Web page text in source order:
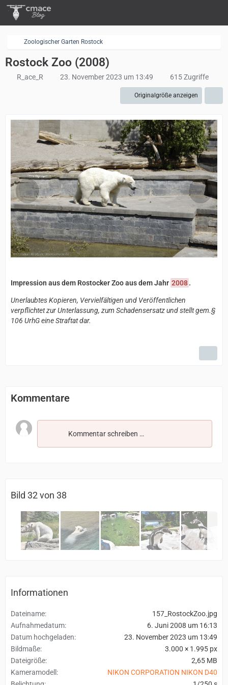
Zoologischer Garten Rostock
Rostock Zoo (2008)
R_ace_R 23. November 2023 um 13:49 615 Zugriffe
Originalgröße anzeigen
Impression aus dem Rostocker Zoo aus dem Jahr 2008.
Unerlaubtes Kopieren, Vervielfältigen und Veröffentlichen
verpflichtet zur Unterlassung, zum Schadensersatz und stellt gem.§
106 UrhG eine Straftat dar.
Kommentare
Kommentar schreiben …
Bild 32 von 38
Informationen
Dateiname
157_RostockZoo.jpg
Aufnahmedatum
6. Juni 2008 um 16:13
Datum hochgeladen
23. November 2023 um 13:49
Bildmaße
3.000 × 1.995 px
Dateigröße
2,65 MB
Kameramodell
NIKON CORPORATION NIKON D40